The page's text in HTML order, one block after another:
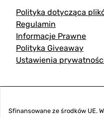
Polityka dotycząca
Regulamin
Informacje Prawne
Polityka Giveaway
Ustawienia
Sfinansowane ze środków UE.